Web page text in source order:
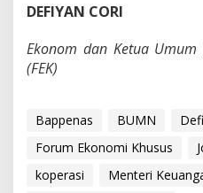
DEFIYAN CORI
Ekonom dan Ketua
(FEK)
Bappenas BUMN
Forum Ekonomi Khusus
koperasi
Menteri